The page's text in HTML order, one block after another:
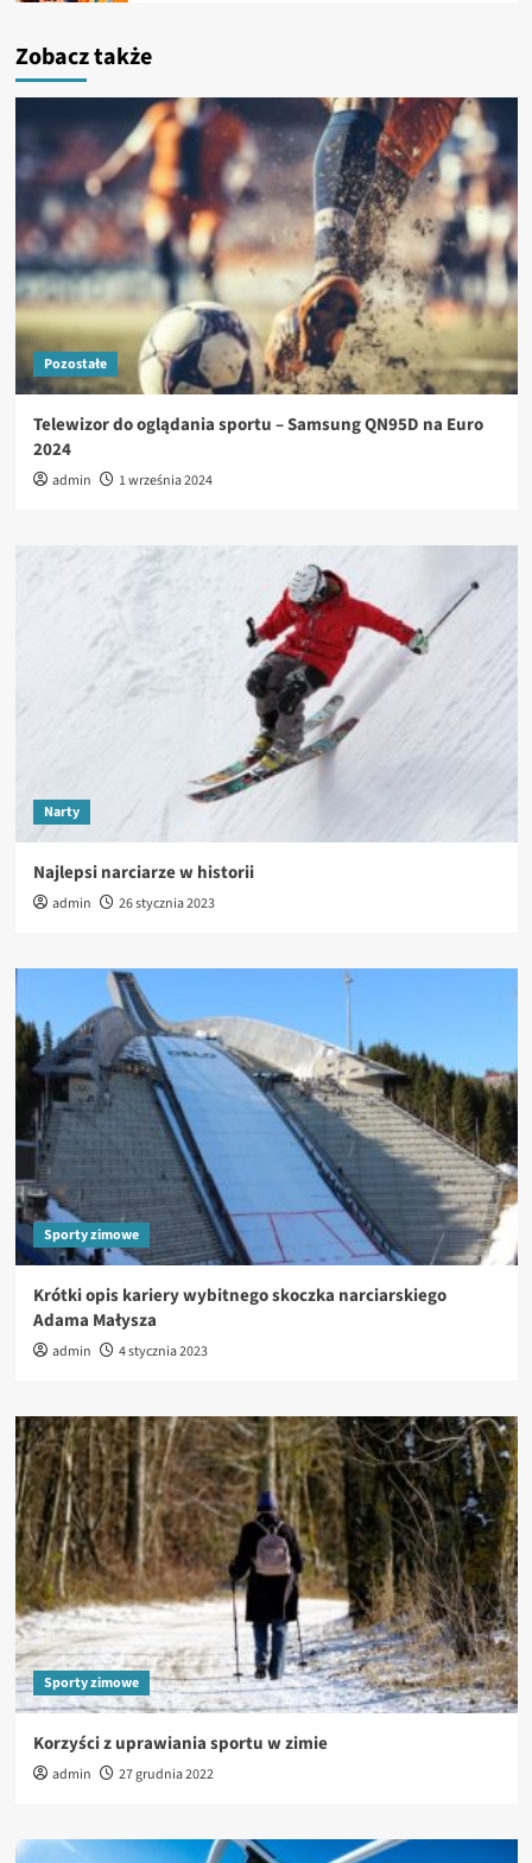
Zobacz także
Pozostałe
Telewizor do oglądania sportu – Samsung QN95D na Euro
2024
admin 1 września 2024
Narty
Najlepsi narciarze w historii
admin 26 stycznia 2023
Sporty zimowe
Krótki opis kariery wybitnego skoczka narciarskiego
Adama Małysza
admin 4 stycznia 2023
Sporty zimowe
Korzyści z uprawiania sportu w zimie
admin 27 grudnia 2022